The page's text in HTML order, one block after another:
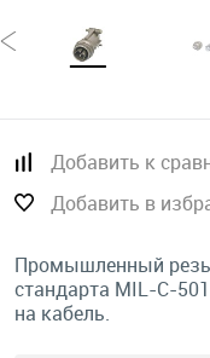
Добавить к
Добавить в
Промышленный
стандарта MIL-C-
на кабель.